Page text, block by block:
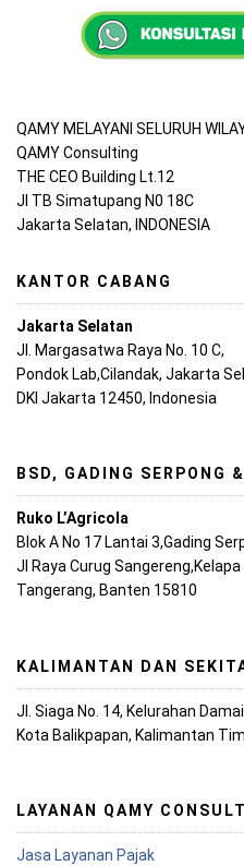
QAMY MELAYANI SELURUH
QAMY Consulting
THE CEO Building Lt.12
Jl TB Simatupang N0 18C
Jakarta Selatan, INDONESIA
KANTOR CABANG
Jakarta Selatan
Jl. Margasatwa Raya No. 10 C,
Pondok Lab,Cilandak, Jakarta
DKI Jakarta 12450, Indonesia
BSD, GADING SERPONG
Ruko L’Agricola
Blok A No 17 Lantai 3,Gading
Jl Raya Curug Sangereng,Kelapa
Tangerang, Banten 15810
KALIMANTAN DAN
Jl. Siaga No. 14, Kelurahan
Kota Balikpapan, Kalimantan
LAYANAN QAMY
Jasa Layanan Pajak